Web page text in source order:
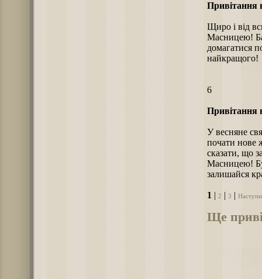
Привітання
Щиро і від
Масницею!
домагатися
найкращого!
6
Привітання
У весняне
почати нове
сказати, що
Масницею!
залишайся
1 2 3
Ще